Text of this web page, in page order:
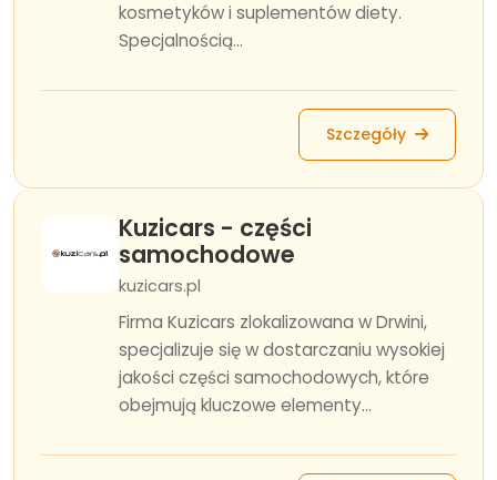
kosmetyków i suplementów diety.
Specjalnością...
Szczegóły
Kuzicars - części
samochodowe
kuzicars.pl
Firma Kuzicars zlokalizowana w Drwini,
specjalizuje się w dostarczaniu wysokiej
jakości części samochodowych, które
obejmują kluczowe elementy...